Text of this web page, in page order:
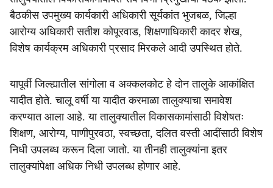
बैठकीस उपमुख्य कार्यकारी अधिकारी सूर्यकांत भुजबळ, जिल्हा
आरोग्य अधिकारी सतीश कोपूरवाड, शिक्षणाधिकारी कादर शेख,
विशेष कार्यक्रम अधिकारी प्रसाद मिरकले आदी उपस्थित होते.
यापूर्वी जिल्ह्यातील सांगोला व अक्कलकोट हे दोन तालुके आकांक्षित
यादीत होते. चालू वर्षी या यादीत करमाळा तालुक्याचा समावेश
करण्यात आला आहे. या तालुक्यातील विकासकामांसाठी विशेषतः
शिक्षण, आरोग्य, पाणीपुरवठा, स्वच्छता, दलित वस्ती आदींसाठी विशेष
निधी उपलब्ध करून दिला जातो. या तीनही तालुक्यांना इतर
तालुक्यांपेक्षा अधिक निधी उपलब्ध होणार आहे.